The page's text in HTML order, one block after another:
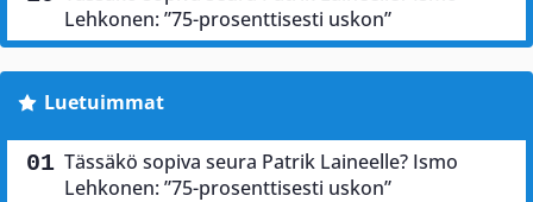
Lehkonen: ”75-prosenttisesti uskon”
Luetuimmat
Tässäkö sopiva seura Patrik Laineelle? Ismo
Lehkonen: ”75-prosenttisesti uskon”